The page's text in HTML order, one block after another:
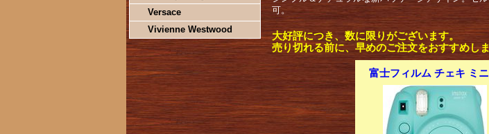
Versace
Vivienne Westwood
可。
大好評につき、数に限りがございます。
売り切れる前に、早めのご注文をおすすめし
富士フィルム チェキ ミ